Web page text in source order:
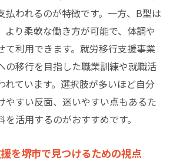
払われるのが特徴です。一方、B型は
より柔軟な働き方が可能で、体調や
て利用できます。就労移行支援事業
の移行を目指した職業訓練や就職活
れています。選択肢が多いほど自分
やすい反面、迷いやすい点もあるた
活用するのがおすすめです。
を堺市で見つけるための視点